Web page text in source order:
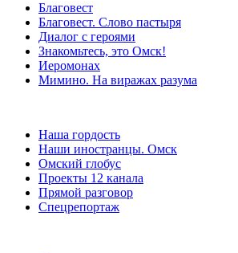
Благовест
Благовест. Слово пастыря
Диалог с героями
Знакомьтесь, это Омск!
Иеромонах
Мимино. На виражах разума
Наша гордость
Наши иностранцы. Омск
Омский глобус
Проекты 12 канала
Прямой разговор
Спецрепортаж